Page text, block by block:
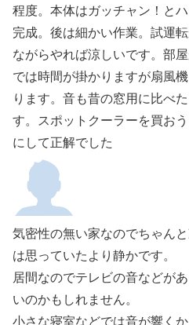
程度。本体はガッチャン！と
完成。後は細かい作業。試運
ながらやれば涼しいです。部
では時間が掛かりますが扇風
ります。音も昔の窓用に比べ
す。スポットクーラーを買お
にして正解でした
気密性の無い家なのでちゃん
は思っていたより静かです。
居間なのでテレビの音などが
いのかもしれません。
小さな寝室などでは音が響く